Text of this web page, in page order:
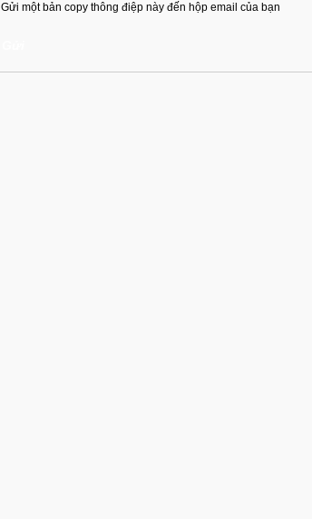
Gửi một bản copy thông điệp này đến hộp email của bạn